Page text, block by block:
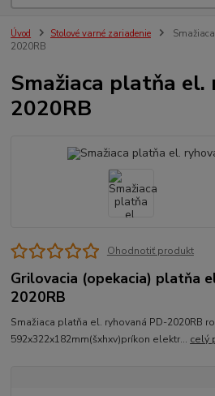
Úvod Stolové varné zariadenie
2020RB
Smažiaca platňa
2020RB
Ohodnotiť produkt
Grilovacia (opekacia) platňa
2020RB
Smažiaca platňa el. ryhovaná PD-2020RB
592x322x182mm(šxhxv)príkon elektr... celý